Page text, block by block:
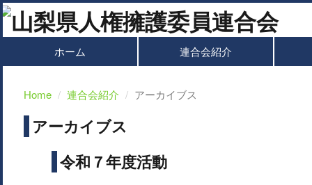
ホーム 連合会紹介
Home 連合会紹介 アーカイブス
アーカイブス
令和７年度活動